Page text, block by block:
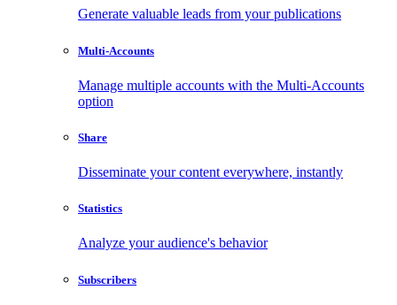
Generate valuable leads from your publications
Multi-Accounts
Manage multiple accounts with the Multi-Accounts
option
Share
Disseminate your content everywhere, instantly
Statistics
Analyze your audience's behavior
Subscribers